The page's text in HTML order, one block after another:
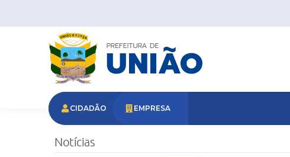
CIDADÃO EMPRESA
Notícias